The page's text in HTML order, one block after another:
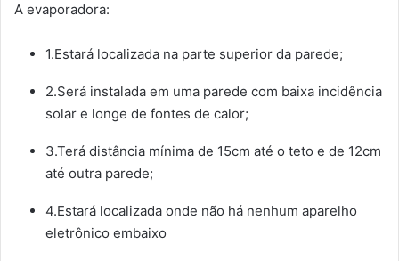
A evaporadora:
1.Estará localizada na parte superior da parede;
2.Será instalada em uma parede com baixa incidência
solar e longe de fontes de calor;
3.Terá distância mínima de 15cm até o teto e de 12cm
até outra parede;
4.Estará localizada onde não há nenhum aparelho
eletrônico embaixo